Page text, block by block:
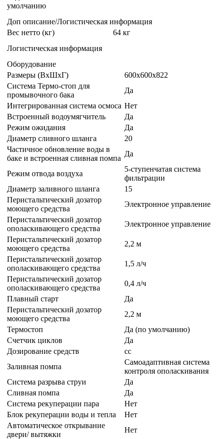
умолчанию
Доп описание/Логистическая информация
Вес нетто (кг)
64 кг
Логистическая информация
Оборудование
Размеры (ВxШxГ)
600x600x822
Система Термо-стоп для
промывочного бака
Да
Интегрированная система осмоса Нет
Встроенный водоумягчитель
Да
Режим ожидания
Да
Диаметр сливного шланга
20
Частичное обновление воды в
баке и встроенная сливная помпа
Да
Режим отвода воздуха
5-ступенчатая система
фильтрации
Диаметр заливного шланга
15
Перистальтический дозатор
моющего средства
Электронное управление
Перистальтический дозатор
ополаскивающего средства
Электронное управление
Перистальтический дозатор
моющего средства
2,2 м
Перистальтический дозатор
ополаскивающего средства
1,5 л/ч
Перистальтический дозатор
ополаскивающего средства
0,4 л/ч
Плавный старт
Да
Перистальтический дозатор
моющего средства
2,2 м
Термостоп
Да (по умолчанию)
Счетчик циклов
Да
Дозирование средств
сс
Заливная помпа
Самоадаптивная система
контроля ополаскивания
Система разрыва струи
Да
Сливная помпа
Да
Система рекуперации пара
Нет
Блок рекуперации воды и тепла
Нет
Автоматическое открывание
двери/ вытяжки
Нет